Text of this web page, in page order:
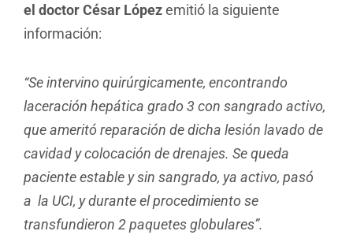
el doctor César Lópezemitió la siguiente
información:
“Se intervino quirúrgicamente, encontrando
laceración hepática grado 3 con sangrado activo,
que ameritó reparación de dicha lesión lavado de
cavidad y colocación de drenajes. Se queda
paciente estable y sin sangrado, ya activo, pasó
a la UCI, y durante el procedimiento se
transfundieron 2 paquetes globulares”.